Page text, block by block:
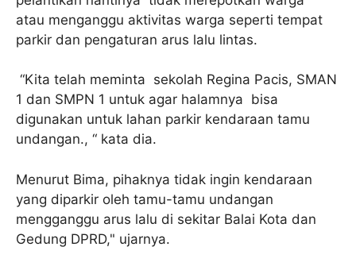
atau menganggu aktivitas warga seperti tempat
parkir dan pengaturan arus lalu lintas.
“Kita telah meminta sekolah Regina Pacis, SMAN
1 dan SMPN 1 untuk agar halamnya bisa
digunakan untuk lahan parkir kendaraan tamu
undangan., “ kata dia.
Menurut Bima, pihaknya tidak ingin kendaraan
yang diparkir oleh tamu-tamu undangan
mengganggu arus lalu di sekitar Balai Kota dan
Gedung DPRD," ujarnya.